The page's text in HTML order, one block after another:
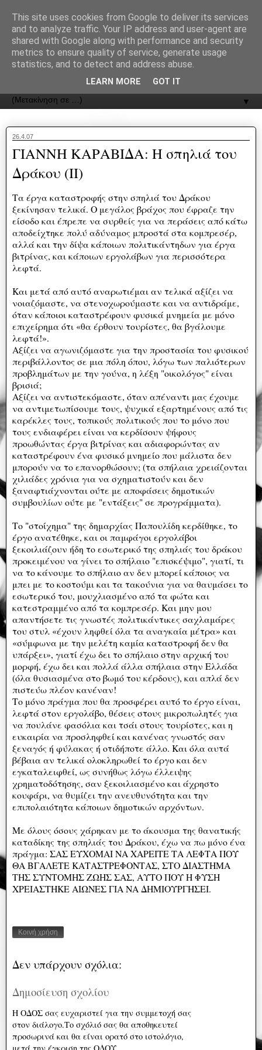
ΟΔΟΣ
▼
26.4.07
ΓΙΑΝΝΗ ΚΑΡΑΒΙΔΑ: Η σπηλιά του
Δράκου (ΙΙ)
Τα έργα καταστροφής στην σπηλιά του Δράκου
ξεκίνησαν τελικά. Ο μεγάλος βράχος που έφραζε την
είσοδο και έπρεπε να συρθείς για να περάσεις από κάτω
αποδείχτηκε πολύ αδύναμος μπροστά στα κομπρεσέρ,
αλλά και την δίψα κάποιων πολιτικάντηδων για έργα
βιτρίνας, και κάποιων εργολάβων για περισσότερα
λεφτά.
Και μετά από αυτό αναρωτιέμαι αν τελικά αξίζει να
νοιαζόμαστε, να στενοχωρούμαστε και να αντιδράμε,
όταν κάποιοι καταστρέφουν φυσικά μνημεία με μόνο
επιχείρημα ότι «θα έρθουν τουρίστες, θα βγάλουμε
λεφτά!».
Αξίζει να αγωνιζόμαστε για την προστασία του φυσικού
περιβάλλοντος σε μια πόλη όπου, λόγω των παλιότερων
προβλημάτων με την γούνα, η λέξη "οικολόγος" είναι
βρισιά;
Αξίζει να αντιστεκόμαστε, όταν απέναντι μας έχουμε
να αντιμετωπίσουμε τους, ψυχικά εξαρτημένους από τις
καρέκλες τους, τοπικούς πολιτικούς που το μόνο που
τους ενδιαφέρει είναι να κερδίσουν ψήφους
προωθώντας έργα βιτρίνας και αδιαφορώντας αν
καταστρέφουν ένα φυσικό μνημείο που μάλιστα δεν
μπορούν να το επανορθώσουν; (τα σπήλαια χρειάζονται
χιλιάδες χρόνια για να σχηματιστούν και δεν
ξαναφτιάχνονται ούτε με αποφάσεις δημοτικών
συμβουλίων ούτε με "εντάξεις" σε προγράμματα).
Το "στοίχημα" της δημαρχίας Παπουλίδη κερδίθηκε, το
έργο ανατέθηκε, και οι παμφάγοι εργολάβοι
ξεκοιλιάζουν ήδη το εσωτερικό της σπηλιάς του δράκου
προκειμένου να γίνει το σπήλαιο "επισκέψιμο", γιατί, τι
να το κάνουμε το σπήλαιο αν δεν μπορεί κάποιος να
μπει με το κοστούμι και τα τακούνια για να θαυμάσει το
εσωτερικό του, μουχλιασμένο από τα φώτα και
κατεστραμμένο από τα κομπρεσέρ. Και μην μου
απαντήσετε τις γνωστές πολιτικάντικες σαχλαμάρες
του στυλ «έχουν ληφθεί όλα τα αναγκαία μέτρα» και
«σύμφωνα με την μελέτη καμία καταστροφή δεν θα
υπάρξει», γιατί έχω δει το σπήλαιο στην αρχική του
μορφή, έχω δει και πολλά άλλα σπήλαια στην Ελλάδα
(όλα θυσιασμένα στο βωμό του κέρδους), και απλά δεν
πιστεύω πλέον κανέναν!
Το μόνο πράγμα που θα προσφέρει αυτό το έργο είναι,
λεφτά στον εργολάβο, θέσεις στους μικροπωλητές για
να πουλάνε φασόλια και τσάι στους τουρίστες, και η
ευκαιρία να προσληφθεί και κανένας γνωστός σαν
ξεναγός ή φύλακας ή οτιδήποτε άλλο. Και όλα αυτά
βέβαια αν τελικά ολοκληρωθεί το έργο και δεν
εγκαταλειφθεί, ως συνήθως λόγω έλλειψης
χρηματοδότησης, σαν ξεκοιλιασμένο και άχρηστο
κουφάρι, να θυμίζει την ανευθυνότητα και την
επιπολαιότητα κάποιων δημοτικών αρχόντων.
Με όλους όσους χάρηκαν με το άκουσμα της θανατικής
καταδίκης της σπηλιάς του Δράκου, έχω να πω μόνο ένα
πράγμα: ΣΑΣ ΕΥΧΟΜΑΙ ΝΑ ΧΑΡΕΙΤΕ ΤΑ ΛΕΦΤΑ ΠΟΥ
ΘΑ ΒΓΑΛΕΤΕ ΚΑΤΑΣΤΡΕΦΟΝΤΑΣ, ΣΤΟ ΔΙΑΣΤΗΜΑ
ΤΗΣ ΣΥΝΤΟΜΗΣ ΖΩΗΣ ΣΑΣ, ΑΥΤΟ ΠΟΥ Η ΦΥΣΗ
ΧΡΕΙΑΣΤΗΚΕ ΑΙΩΝΕΣ ΓΙΑ ΝΑ ΔΗΜΙΟΥΡΓΗΣΕΙ.
Κοινή χρήση
Δεν υπάρχουν σχόλια:
Δημοσίευση σχολίου
Η ΟΔΟΣ σας ευχαριστεί για την συμμετοχή σας
στον διάλογο.Το σχόλιό σας θα αποθηκευτεί
προσωρινά και θα είναι ορατό στο ιστολόγιο,
This site uses cookies from Google to deliver its services
and to analyze traffic. Your IP address and user-agent are
shared with Google along with performance and security
metrics to ensure quality of service, generate usage
statistics, and to detect and address abuse.
LEARN MORE GOT IT